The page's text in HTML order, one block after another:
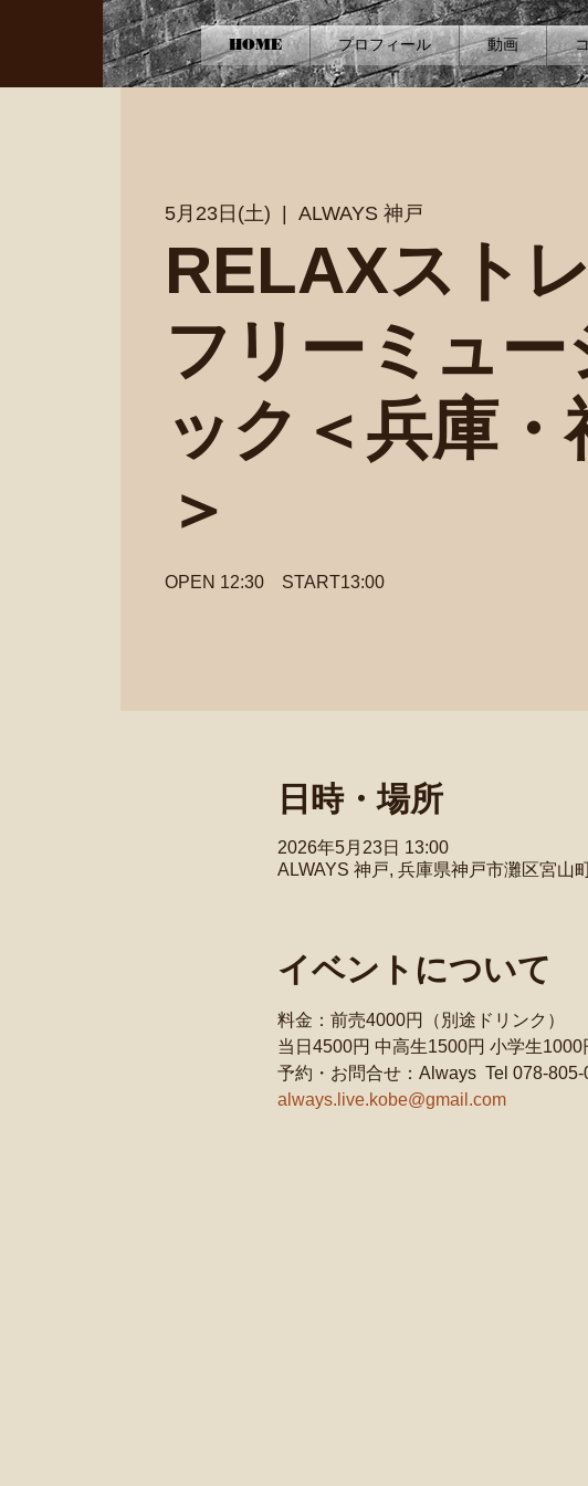
HOME プロフィール 動画
5月23日(土) ALWAYS 神戸
RELAXスト
フリーミュー
ック＜兵庫・
＞
OPEN 12:30 START13:00
日時・場所
2026年5月23日 13:00
ALWAYS 神戸, 兵庫県神戸市灘区宮山
イベントについて
料金：前売4000円（別途ドリンク）
当日4500円 中高生1500円 小学生
予約・お問合せ：Always  Tel 078-805-
always.live.kobe@gmail.com